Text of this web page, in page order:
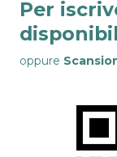
Per
oppure